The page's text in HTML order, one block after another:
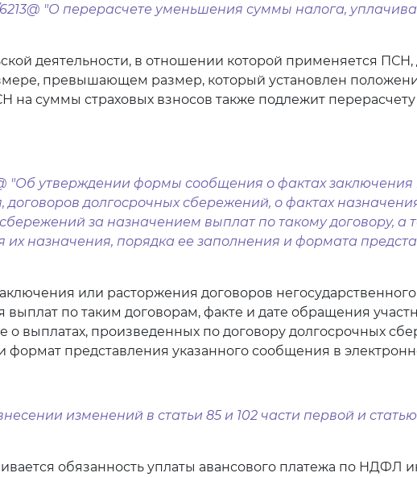
6213@ "О перерасчете уменьшения суммы налога,
деятельности, в отношении которой применяется ПСН,
превышающем размер, который установлен
суммы страховых взносов также подлежит перерасчету
"Об утверждении формы сообщения о фактах
договоров долгосрочных сбережений, о фактах
за назначением выплат по такому договору, а
назначения, порядка ее заполнения и формата
или расторжения договоров
по таким договорам, факте и дате обращения
о выплатах, произведенных по договору долгосрочных
представления указанного сообщения в
изменений в статьи 85 и 102 части первой и
обязанность уплаты авансового платежа по